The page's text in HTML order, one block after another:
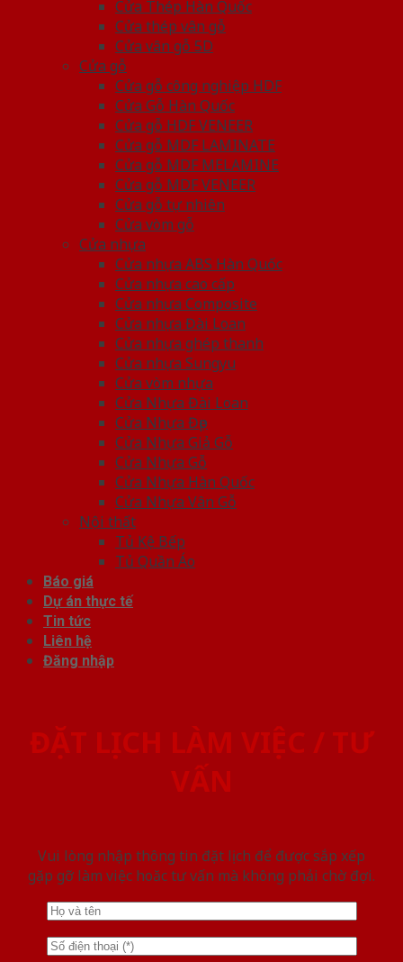
Cửa Thép Hàn Quốc
Cửa thép vân gỗ
Cửa vân gỗ 5D
Cửa gỗ
Cửa gỗ công nghiệp HDF
Cửa Gỗ Hàn Quốc
Cửa gỗ HDF VENEER
Cửa gỗ MDF LAMINATE
Cửa gỗ MDF MELAMINE
Cửa gỗ MDF VENEER
Cửa gỗ tự nhiên
Cửa vòm gỗ
Cửa nhựa
Cửa nhựa ABS Hàn Quốc
Cửa nhựa cao cấp
Cửa nhựa Composite
Cửa nhựa Đài Loan
Cửa nhựa ghép thanh
Cửa nhựa Sungyu
Cửa vòm nhựa
Cửa Nhựa Đài Loan
Cửa Nhựa Đẹp
Cửa Nhựa Giả Gỗ
Cửa Nhựa Gỗ
Cửa Nhựa Hàn Quốc
Cửa Nhựa Vân Gỗ
Nội thất
Tủ Kệ Bếp
Tủ Quần Áo
Báo giá
Dự án thực tế
Tin tức
Liên hệ
Đăng nhập
ĐẶT LỊCH LÀM VIỆC / TƯ
VẤN
Vui lòng nhập thông tin đặt lịch để được sắp xếp
gặp gỡ làm việc hoăc tư vấn mà không phải chờ đợi.